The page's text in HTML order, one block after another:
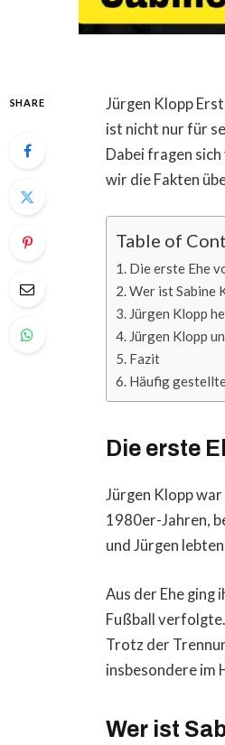
SHARE
Jürgen Klopp
ist nicht nur für
Dabei fragen
wir die Fakten
Table of
Die erste Ehe
Wer ist Sabine
Jürgen Klopp
Jürgen Klopp
Fazit
Häufig
Die erste
Jürgen Klopp
1980er-Jahren,
und Jürgen
Aus der Ehe
Fußball
Trotz der
insbesondere im
Wer ist